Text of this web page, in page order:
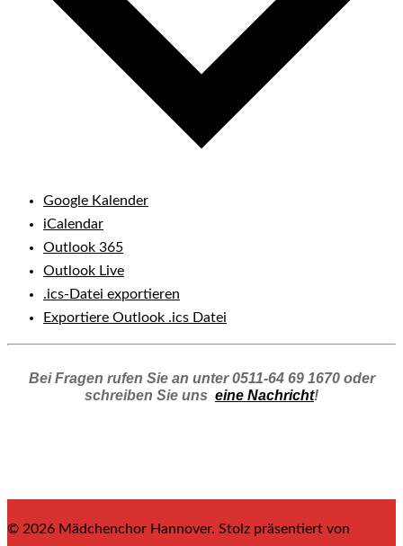
Google Kalender
iCalendar
Outlook 365
Outlook Live
.ics-Datei exportieren
Exportiere Outlook .ics Datei
Bei Fragen rufen Sie an unter 0511-64 69 1670 oder
schreiben Sie uns eine Nachricht!
© 2026 Mädchenchor Hannover. Stolz präsentiert von